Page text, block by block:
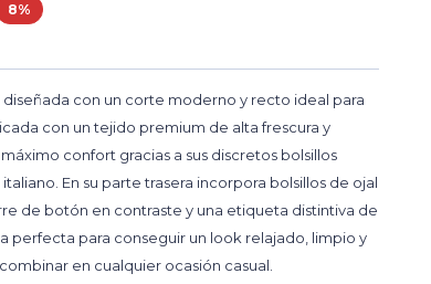
8
con un corte moderno y recto ideal para
con un tejido premium de alta frescura y
confort gracias a sus discretos bolsillos
En su parte trasera incorpora bolsillos de ojal
de botón en contraste y una etiqueta distintiva de
perfecta para conseguir un look relajado, limpio y
en cualquier ocasión casual.